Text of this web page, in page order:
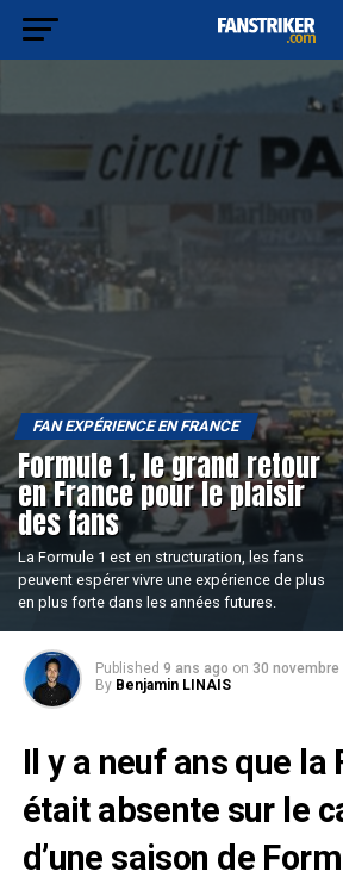
FAN EXPÉRIENCE EN FRANCE
Formule 1, le grand retour
en France pour le plaisir
des fans
La Formule 1 est en structuration, les fans
peuvent espérer vivre une expérience de plus
en plus forte dans les années futures.
Published 9 ans ago on 30 novembre
By Benjamin LINAIS
Il y a neuf ans que la
était absente sur le
d’une saison de